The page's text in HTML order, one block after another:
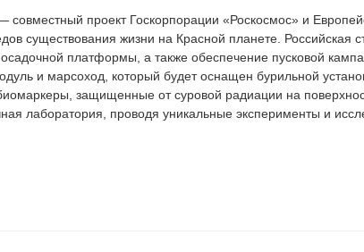
совместный проект Госкорпорации «Роскосмос» и
существования жизни на Красной планете. Российская
платформы, а также обеспечение пусковой
и марсоход, который будет оснащен бурильной
защищенные от суровой радиации на
лаборатория, проводя уникальные эксперименты и